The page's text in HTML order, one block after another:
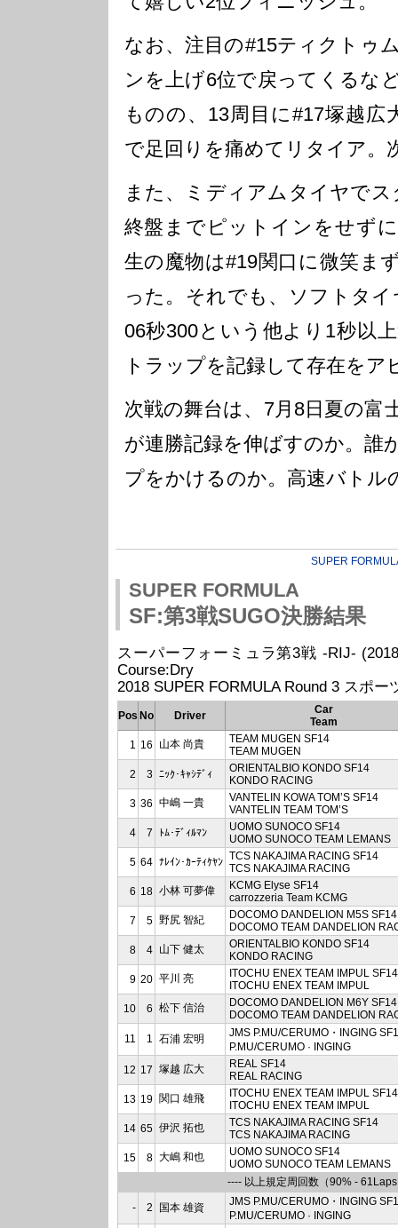
なお、注目の#15ティクトゥ
ンを上げ6位で戻ってくるな
ものの、13周目に#17塚越広
で足回りを痛めてリタイア。
また、ミディアムタイヤで
終盤までピットインをせず
生の魔物は#19関口に微笑ま
った。それでも、ソフトタ
06秒300という他より1秒以
トラップを記録して存在をア
次戦の舞台は、7月8日夏の富
が連勝記録を伸ばすのか。誰
プをかけるのか。高速バトル
SUPER
SUPER FORMULA
SF:第3戦SUGO決勝結果
スーパーフォーミュラ第3戦 -RIJ-
Course:Dry
2018 SUPER FORMULA Round 3 スポー
Pos No Driver
Car
Team
1 16 山本 尚貴
TEAM MUGEN SF14
TEAM MUGEN
2
3 ﾆｯｸ･ｷｬｼﾃﾞｨ
ORIENTALBIO KONDO SF14
KONDO RACING
3 36 中嶋 一貴
VANTELIN KOWA TOM’S SF14
VANTELIN TEAM TOM’S
4
7 ﾄﾑ･ﾃﾞｨﾙﾏﾝ
UOMO SUNOCO SF14
UOMO SUNOCO TEAM LEMANS
5 64 ﾅﾚｲﾝ･ｶｰﾃｨｹﾔﾝ TCS NAKAJIMA RACING SF14
TCS NAKAJIMA RACING
6 18 小林 可夢偉
KCMG Elyse SF14
carrozzeria Team KCMG
7
5 野尻 智紀
DOCOMO DANDELION M5S SF14
DOCOMO TEAM DANDELION
8
4 山下 健太
ORIENTALBIO KONDO SF14
KONDO RACING
9 20 平川 亮
ITOCHU ENEX TEAM IMPUL SF14
ITOCHU ENEX TEAM IMPUL
10
6 松下 信治
DOCOMO DANDELION M6Y SF14
DOCOMO TEAM DANDELION
11
1 石浦 宏明
JMS P.MU/CERUMO・INGING
P.MU/CERUMO · INGING
12 17 塚越 広大
REAL SF14
REAL RACING
13 19 関口 雄飛
ITOCHU ENEX TEAM IMPUL SF14
ITOCHU ENEX TEAM IMPUL
14 65 伊沢 拓也
TCS NAKAJIMA RACING SF14
TCS NAKAJIMA RACING
15
8 大嶋 和也
UOMO SUNOCO SF14
UOMO SUNOCO TEAM LEMANS
---- 以上規定周回数（90% -
- 2 国本 雄資
JMS P.MU/CERUMO・INGING
P.MU/CERUMO · INGING